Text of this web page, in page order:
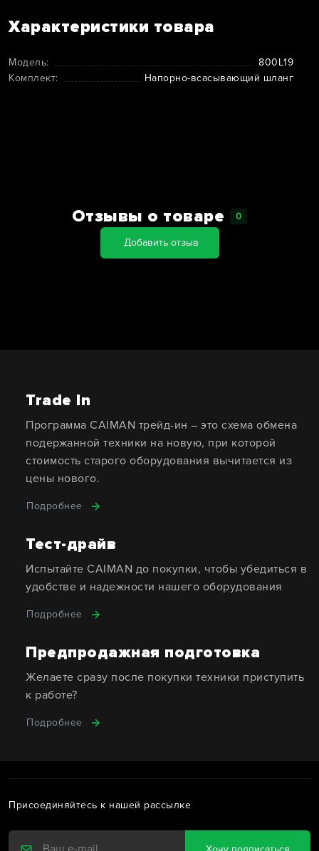
Характеристики товара
Модель:
800L19
Комплект:
Напорно-всасывающий шланг
Отзывы о товаре 0
Добавить отзыв
Trade In
Программа CAIMAN трейд-ин – это схема обмена
подержанной техники на новую, при которой
стоимость старого оборудования вычитается из
цены нового.
Подробнее
Тест-драйв
Испытайте CAIMAN до покупки, чтобы убедиться в
удобстве и надежности нашего оборудования
Подробнее
Предпродажная подготовка
Желаете сразу после покупки техники приступить
к работе?
Подробнее
Присоединяйтесь к нашей рассылке